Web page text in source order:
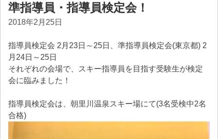
準指導員・指導員検定会！
2018年2月25日
指導員検定会 2月23日～25日、準指導員検定会(東京都) 2
月24日～25日
それぞれの会場で、スキー指導員を目指す受験生が検定
会に臨みました！
指導員検定会は、朝里川温泉スキー場にて(3名受検中2名
合格)